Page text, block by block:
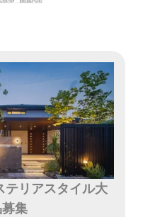
テリアスタイル大
集